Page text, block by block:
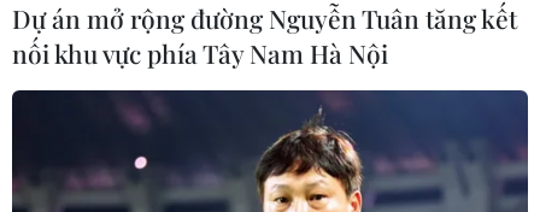
Dự án mở rộng đường Nguyễn Tuân tăng kết
nối khu vực phía Tây Nam Hà Nội